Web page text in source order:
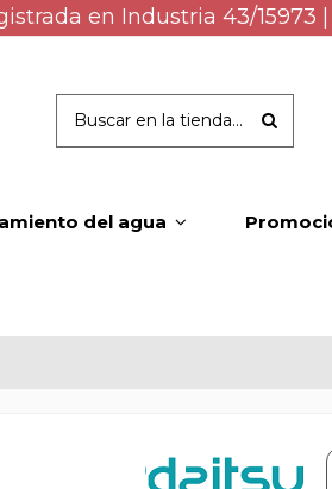
en Industria 43/15973 |
del agua